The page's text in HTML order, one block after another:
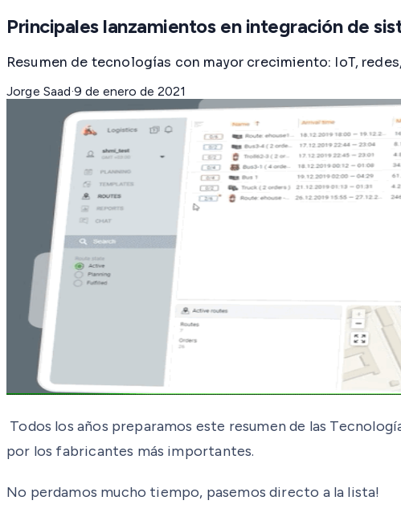
Principales lanzamientos en integración de
Resumen de tecnologías con mayor crecimiento: IoT,
Jorge Saad·9 de enero de 2021
Todos los años preparamos este resumen de las
por los fabricantes más importantes.
No perdamos mucho tiempo, pasemos directo a la lista!